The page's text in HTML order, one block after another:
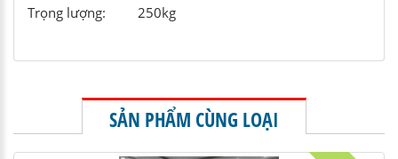
Trọng lượng: 250kg
SẢN PHẨM CÙNG LOẠI